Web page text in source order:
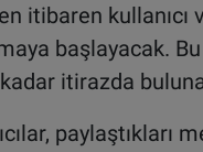
itibaren
başlayacak. Bu
itirazda
paylaştıkları